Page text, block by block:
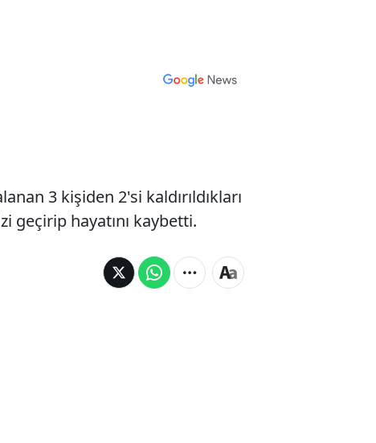
3 kişiden 2'si kaldırıldıkları
geçirip hayatını kaybetti.